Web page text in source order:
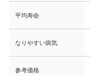
平均寿命
なりやすい病気
参考価格